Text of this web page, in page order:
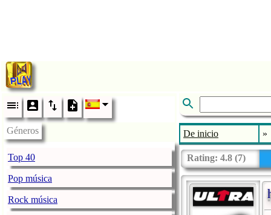
Géneros
Top 40
Pop música
Rock música
De inicio »
Rating: 4.8 (7)